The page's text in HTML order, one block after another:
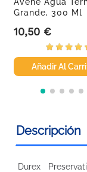
Grande, 300 Ml
Precio
10,50 €
Añadir Al
Descripción
Durex